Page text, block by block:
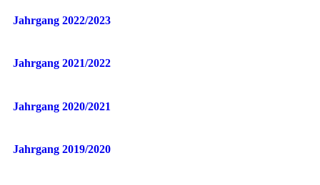
Jahrgang 2022/2023
Jahrgang 2021/2022
Jahrgang 2020/2021
Jahrgang 2019/2020